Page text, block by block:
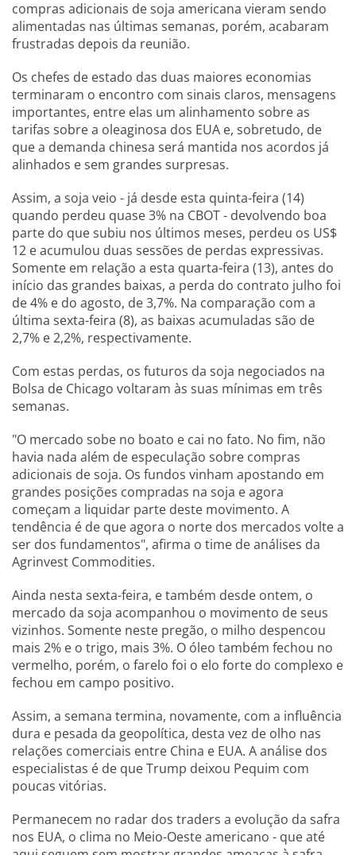
compras adicionais de soja americana vieram sendo
alimentadas nas últimas semanas, porém, acabaram
frustradas depois da reunião.
Os chefes de estado das duas maiores economias
terminaram o encontro com sinais claros, mensagens
importantes, entre elas um alinhamento sobre as
tarifas sobre a oleaginosa dos EUA e, sobretudo, de
que a demanda chinesa será mantida nos acordos já
alinhados e sem grandes surpresas.
Assim, a soja veio - já desde esta quinta-feira (14)
quando perdeu quase 3% na CBOT - devolvendo boa
parte do que subiu nos últimos meses, perdeu os US$
12 e acumulou duas sessões de perdas expressivas.
Somente em relação a esta quarta-feira (13), antes do
início das grandes baixas, a perda do contrato julho foi
de 4% e do agosto, de 3,7%. Na comparação com a
última sexta-feira (8), as baixas acumuladas são de
2,7% e 2,2%, respectivamente.
Com estas perdas, os futuros da soja negociados na
Bolsa de Chicago voltaram às suas mínimas em três
semanas.
"O mercado sobe no boato e cai no fato. No fim, não
havia nada além de especulação sobre compras
adicionais de soja. Os fundos vinham apostando em
grandes posições compradas na soja e agora
começam a liquidar parte deste movimento. A
tendência é de que agora o norte dos mercados volte a
ser dos fundamentos", afirma o time de análises da
Agrinvest Commodities.
Ainda nesta sexta-feira, e também desde ontem, o
mercado da soja acompanhou o movimento de seus
vizinhos. Somente neste pregão, o milho despencou
mais 2% e o trigo, mais 3%. O óleo também fechou no
vermelho, porém, o farelo foi o elo forte do complexo e
fechou em campo positivo.
Assim, a semana termina, novamente, com a influência
dura e pesada da geopolítica, desta vez de olho nas
relações comerciais entre China e EUA. A análise dos
especialistas é de que Trump deixou Pequim com
poucas vitórias.
Permanecem no radar dos traders a evolução da safra
nos EUA, o clima no Meio-Oeste americano - que até